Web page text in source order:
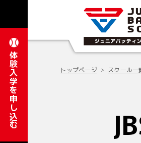
体験入学を申し込む トップページ スクール一